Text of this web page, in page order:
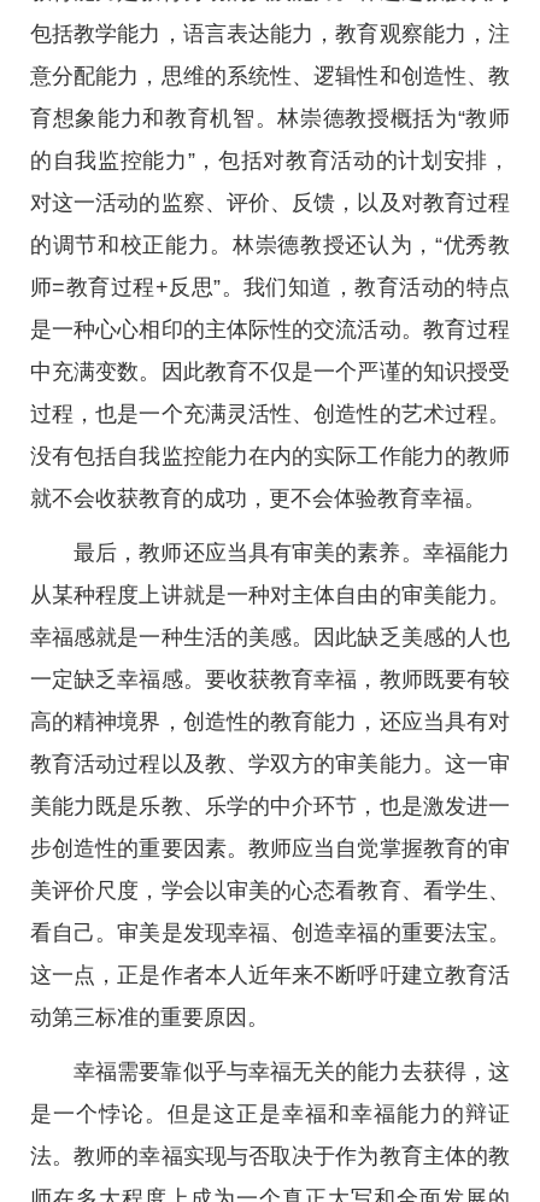
包括教学能力，语言表达能力，教育观察能力，注
意分配能力，思维的系统性、逻辑性和创造性、教
育想象能力和教育机智。林崇德教授概括为“教师
的自我监控能力”，包括对教育活动的计划安排，
对这一活动的监察、评价、反馈，以及对教育过程
的调节和校正能力。林崇德教授还认为，“优秀教
师=教育过程+反思”。我们知道，教育活动的特点
是一种心心相印的主体际性的交流活动。教育过程
中充满变数。因此教育不仅是一个严谨的知识授受
过程，也是一个充满灵活性、创造性的艺术过程。
没有包括自我监控能力在内的实际工作能力的教师
就不会收获教育的成功，更不会体验教育幸福。
最后，教师还应当具有审美的素养。幸福能力
从某种程度上讲就是一种对主体自由的审美能力。
幸福感就是一种生活的美感。因此缺乏美感的人也
一定缺乏幸福感。要收获教育幸福，教师既要有较
高的精神境界，创造性的教育能力，还应当具有对
教育活动过程以及教、学双方的审美能力。这一审
美能力既是乐教、乐学的中介环节，也是激发进一
步创造性的重要因素。教师应当自觉掌握教育的审
美评价尺度，学会以审美的心态看教育、看学生、
看自己。审美是发现幸福、创造幸福的重要法宝。
这一点，正是作者本人近年来不断呼吁建立教育活
动第三标准的重要原因。
幸福需要靠似乎与幸福无关的能力去获得，这
是一个悖论。但是这正是幸福和幸福能力的辩证
法。教师的幸福实现与否取决于作为教育主体的教